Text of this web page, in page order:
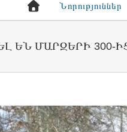
Նորություններ
ԵՆ ՄԱՐԶԵՐԻ 300-